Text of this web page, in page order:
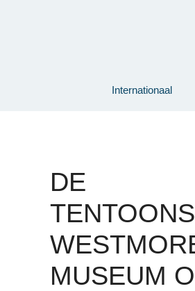
Internationaal
DE
MUSEUM